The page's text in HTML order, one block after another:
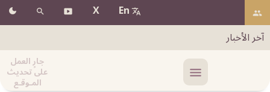
En
X
آخر الأخبار
جارٍ العمل
على تحديث
المـوقـع